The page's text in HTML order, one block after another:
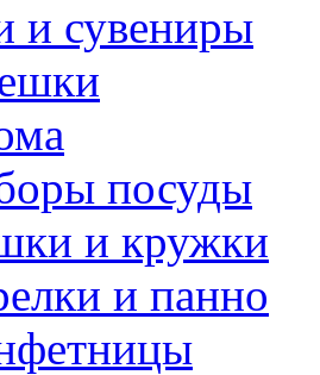
и сувениры
посуды
и кружки
и панно